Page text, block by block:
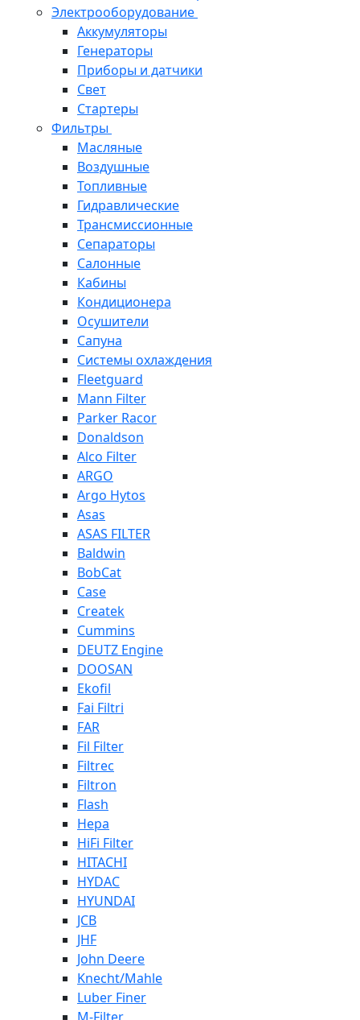
Электрооборудование
Аккумуляторы
Генераторы
Приборы и датчики
Свет
Стартеры
Фильтры
Масляные
Воздушные
Топливные
Гидравлические
Трансмиссионные
Сепараторы
Салонные
Кабины
Кондиционера
Осушители
Сапуна
Системы охлаждения
Fleetguard
Mann Filter
Parker Racor
Donaldson
Alco Filter
ARGO
Argo Hytos
Asas
ASAS FILTER
Baldwin
BobCat
Case
Createk
Cummins
DEUTZ Engine
DOOSAN
Ekofil
Fai Filtri
FAR
Fil Filter
Filtrec
Filtron
Flash
Hepa
HiFi Filter
HITACHI
HYDAC
HYUNDAI
JCB
JHF
John Deere
Knecht/Mahle
Luber Finer